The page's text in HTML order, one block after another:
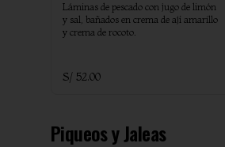
Láminas de pescado con jugo de limón
y sal, bañados en crema de ají amarillo
y crema de rocoto.
S/ 52.00
Piqueos y Jaleas